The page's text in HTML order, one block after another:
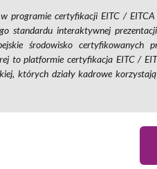
w programie certyfikacji EITC /
standardu interaktywnej
środowisko
to platformie certyfikacja EITC /
których działy kadrowe